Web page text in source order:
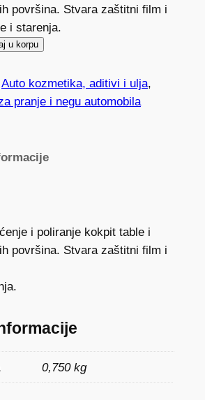
površina. Stvara zaštitni film i
i starenja.
u korpu
Auto kozmetika, aditivi i ulja
pranje i negu automobila
i poliranje kokpit table i
površina. Stvara zaštitni film i
0,750 kg